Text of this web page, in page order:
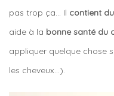
pas trop ça… Il contient
aide à la bonne santé du
appliquer quelque chose
les cheveux…).